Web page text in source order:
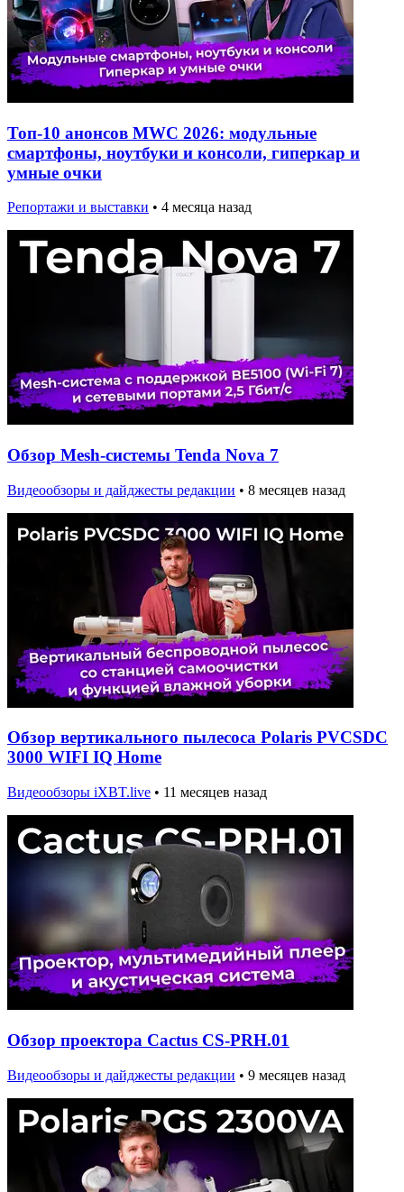
Топ-10 анонсов MWC 2026: модульные
смартфоны, ноутбуки и консоли, гиперкар и
умные очки
Репортажи и выставки • 4 месяца назад
Обзор Mesh-системы Tenda Nova 7
Видеообзоры и дайджесты редакции • 8 месяцев назад
Обзор вертикального пылесоса Polaris PVCSDC
3000 WIFI IQ Home
Видеообзоры iXBT.live • 11 месяцев назад
Обзор проектора Cactus CS-PRH.01
Видеообзоры и дайджесты редакции • 9 месяцев назад